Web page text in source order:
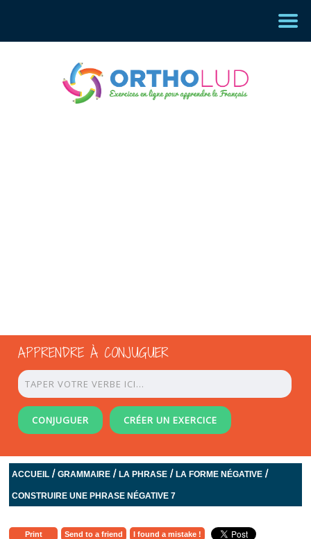
APPRENDRE À CONJUGUER
CONJUGUER CRÉER UN EXERCICE
ACCUEIL /GRAMMAIRE /LA PHRASE /LA FORME NÉGATIVE /
CONSTRUIRE UNE PHRASE NÉGATIVE 7
Print Send to a friend I found a mistake !